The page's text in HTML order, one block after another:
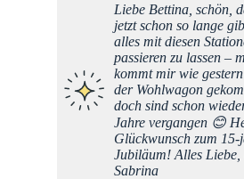
Liebe Bettina, schön,
jetzt schon so lange
alles mit diesen
passieren zu lassen –
kommt mir wie
der Wohlwagon
doch sind schon
Jahre vergangen 😊
Glückwunsch zum
Jubiläum! Alles Liebe,
Sabrina